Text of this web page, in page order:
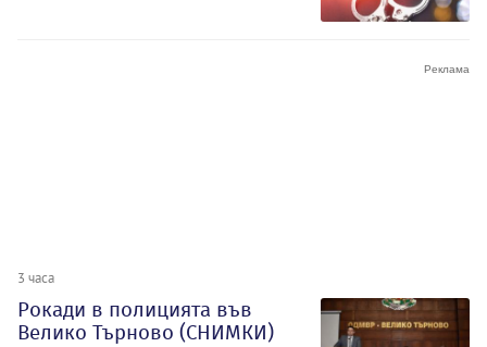
3 часа
Рокади в полицията във
Велико Търново (СНИМКИ)